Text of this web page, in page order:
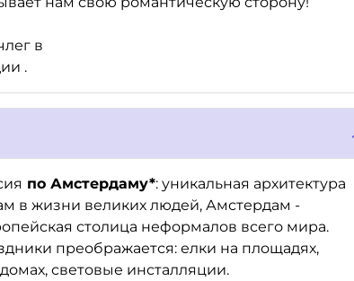
в
.
по Амстердаму*: уникальная архитектура
в жизни великих людей, Амстердам -
столица неформалов всего мира.
преображается: елки на площадях,
световые инсталляции.